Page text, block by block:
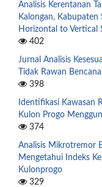
Analisis Kerentanan
Kalongan,
Horizontal to Vertical
402
Jurnal Analisis
Tidak Rawan
398
Identifikasi Kawasan
Kulon Progo
374
Analisis Mikrotremor
Mengetahui Indeks
Kulonprogo
329